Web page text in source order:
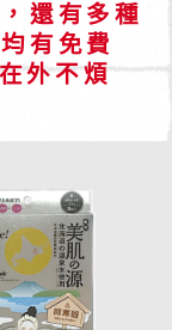
還有多種
有免費
外不煩